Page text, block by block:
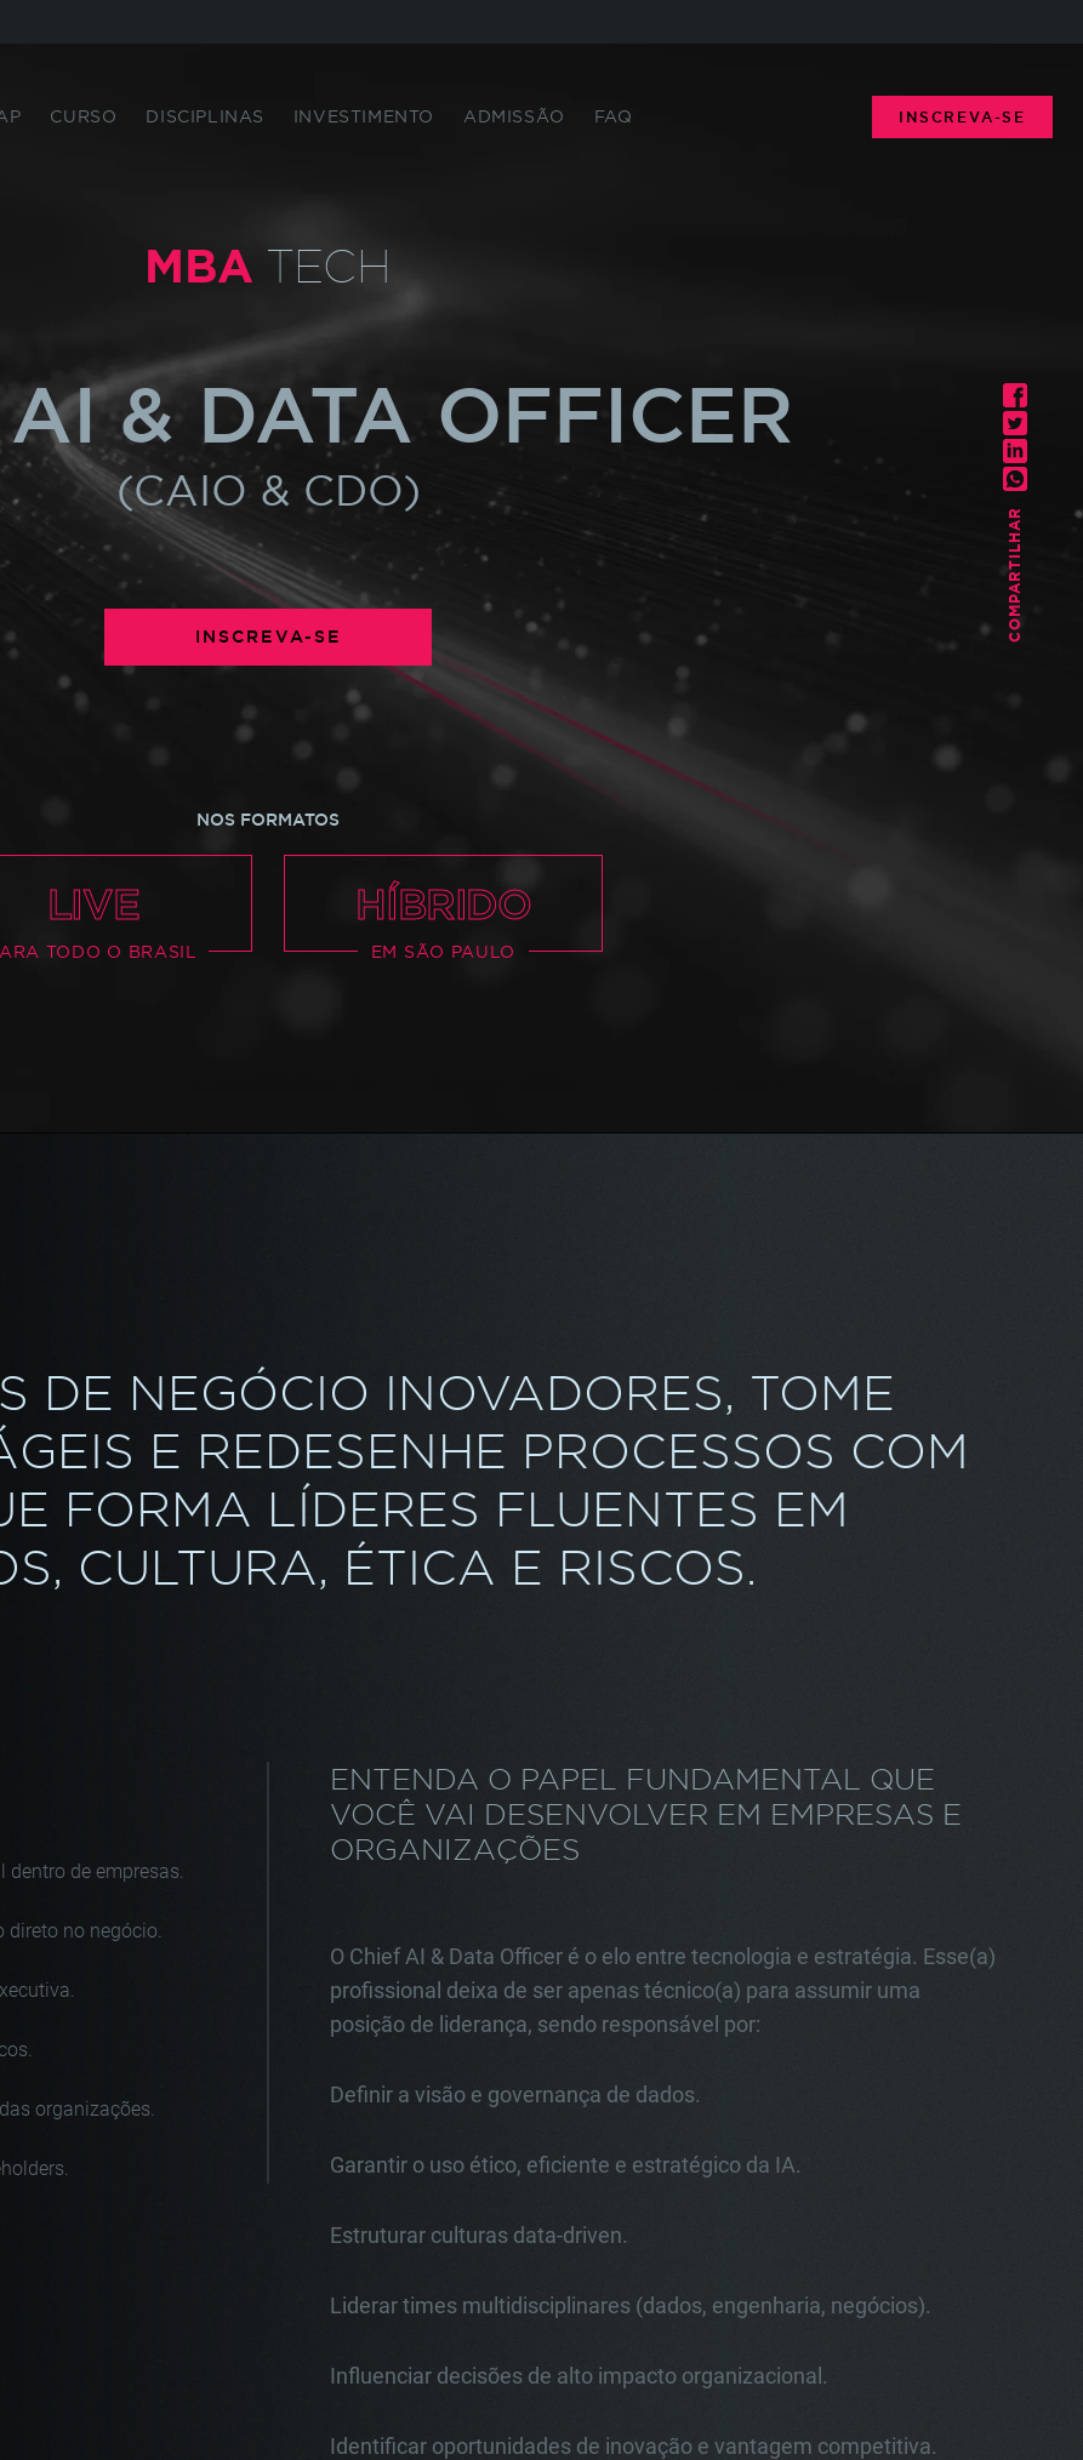
CURSO DISCIPLINAS INVESTIMENTO ADMISSÃO FAQ INSCREVA-SE
MBA TECH
& DATA OFFICER
(CAIO & CDO)
INSCREVA-SE COMPARTILHAR
NOS FORMATOS
LIVE
TODO O BRASIL
HÍBRIDO
EM SÃO PAULO
DE NEGÓCIO INOVADORES, TOME
E REDESENHE PROCESSOS COM
FORMA LÍDERES FLUENTES EM
CULTURA, ÉTICA E RISCOS.
dentro de empresas.
direto no negócio.
organizações.
ENTENDA O PAPEL FUNDAMENTAL QUE
VOCÊ VAI DESENVOLVER EM EMPRESAS E
ORGANIZAÇÕES
O Chief AI & Data Officer é o elo entre tecnologia e estratégia. Esse(a)
profissional deixa de ser apenas técnico(a) para assumir uma
posição de liderança, sendo responsável por:
Definir a visão e governança de dados.
Garantir o uso ético, eficiente e estratégico da IA.
Estruturar culturas data-driven.
Liderar times multidisciplinares (dados, engenharia, negócios).
Influenciar decisões de alto impacto organizacional.
Identificar oportunidades de inovação e vantagem competitiva.